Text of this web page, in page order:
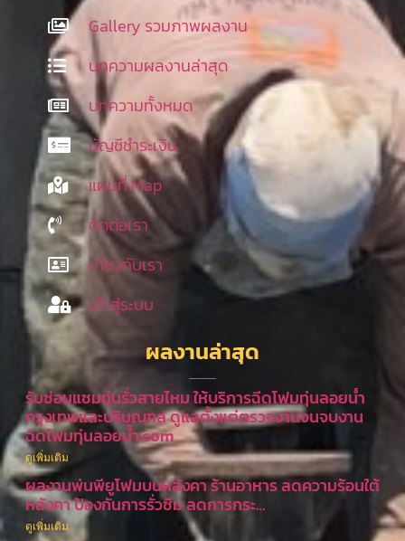
Gallery รวมภาพผลงาน
บทความผลงานล่าสุด
บทความทั้งหมด
บัญชีชำระเงิน
แผนที่ Map
ติดต่อเรา
เกี่ยวกับเรา
เข้าสู่ระบบ
ผลงานล่าสุด
รับซ่อมแซมทุ่นรั่วสายไหม ให้บริการฉีดโฟมทุ่นลอยน้ำ
กรุงเทพและปริมณฑล ดูแลตั้งแต่ตรวจงานจนจบงาน
ฉีดโฟมทุ่นลอยน้ำ.com
ดูเพิ่มเติม
ผลงานพ่นพียูโฟมบนหลังคา ร้านอาหาร ลดความร้อนใต้
หลังคา ป้องกันการรั่วซึม ลดการกระ…
ดูเพิ่มเติม